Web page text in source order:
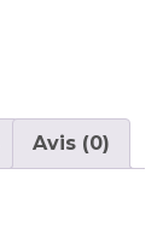
Avis (0)